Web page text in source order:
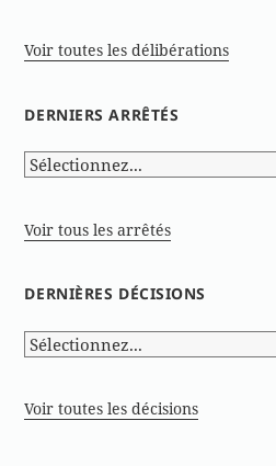
Voir toutes les délibérations
DERNIERS ARRÊTÉS
Voir tous les arrêtés
DERNIÈRES DÉCISIONS
Voir toutes les décisions